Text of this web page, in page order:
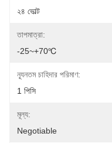
২৪ ভোল্ট
তাপমাত্রা:
-25~+70℃
ন্যূনতম চাহিদার পরিমাণ:
1 পিসি
মূল্য:
Negotiable